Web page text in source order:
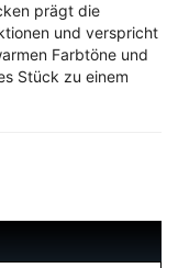
prägt die
und verspricht
Farbtöne und
Stück zu einem